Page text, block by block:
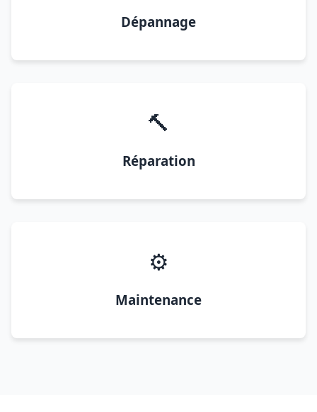
Dépannage
🔨
Réparation
⚙️
Maintenance